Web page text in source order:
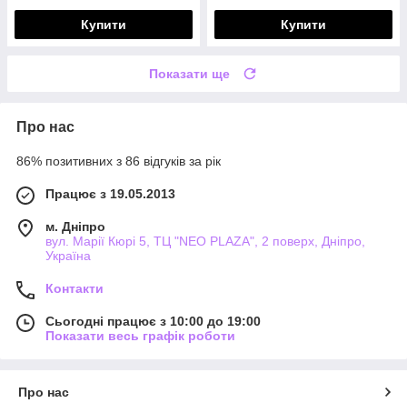
Купити Купити
Показати ще
Про нас
86% позитивних з 86 відгуків за рік
Працює з 19.05.2013
м. Дніпро
вул. Марії Кюрі 5, ТЦ "NEO PLAZA", 2 поверх, Дніпро,
Україна
Контакти
Сьогодні працює з 10:00 до 19:00
Показати весь графік роботи
Про нас